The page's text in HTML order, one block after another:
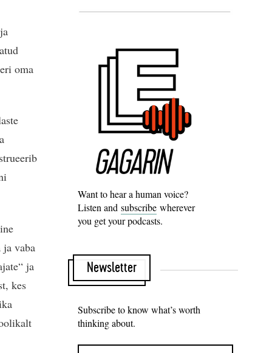
oma
vaba
ja
kes
Want to hear a human voice?
Listen and subscribe wherever
you get your podcasts.
Newsletter
Subscribe to know what’s worth
thinking about.